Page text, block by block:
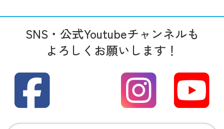
SNS・公式Youtubeチャンネルも
よろしくお願いします！